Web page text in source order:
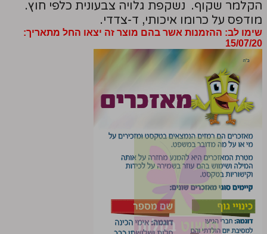
הקלמר שקוף. נשקפת גלויה צבעונית כלפי חוץ.
מודפס על כרומו איכותי, ד-צדדי.
שימו לב: ההזמנות אשר בהם מוצר זה יצאו החל מתאריך:
15/07/20